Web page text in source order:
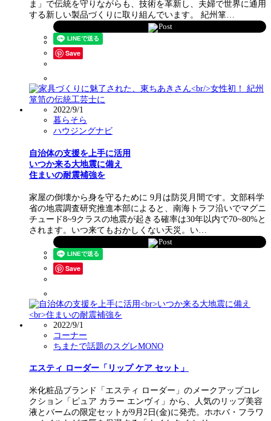
ま」で伝統を守りながらも、技術を革新し、夫婦で世界に通用
する新しい製品づくりに取り組んでいます。 紀州箪…
Post
Save
2022/9/1
暮らそら
ハウジングナビ
自治体の支援を上手に活用
いつか来る大地震に備え
住まいの耐震補強を
家屋の倒壊から身を守るために 9月は防災月間です。文部科学
省の地震調査研究推進本部によると、南海トラフ沿いでマグニ
チュード8~9クラスの地震が起きる確率は30年以内で70~80%と
されます。いつ来てもおかしくない天災。い…
Post
Save
2022/9/1
コーナー
ちまたで話題のスグレMONO
エスティ ローダー「リップ ケア セット」
米化粧品ブランド「エスティ ローダー」のメークアップコレ
クション「ピュア カラー エンヴィ」から、人気のリップ美容
液とバームの限定セットが9月2日(金)に発売。ホホバ・フラワ